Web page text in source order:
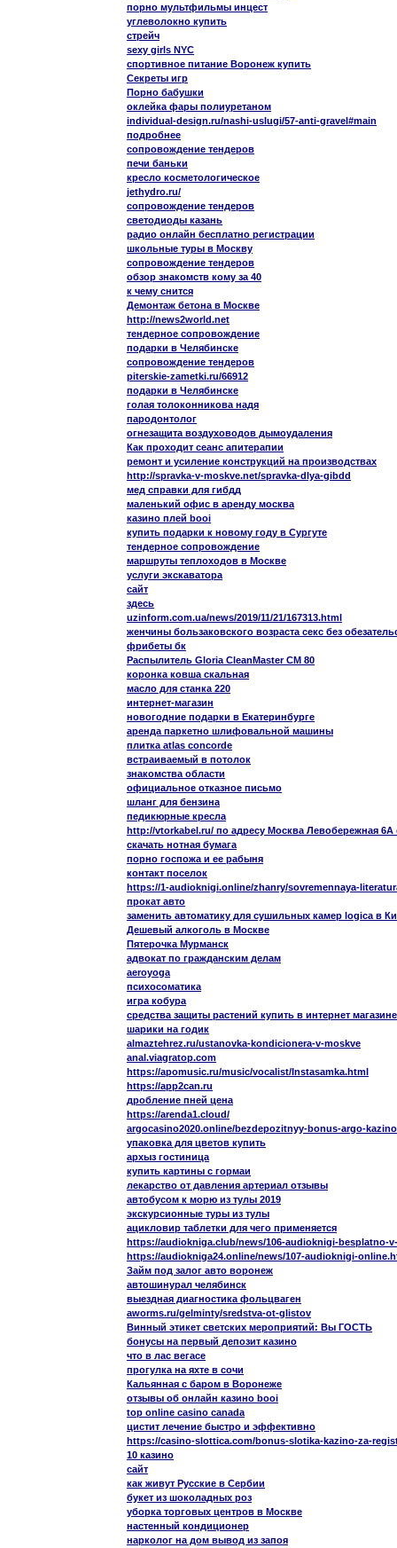
порно мультфильмы инцест
углеволокно купить
стрейч
sexy girls NYC
спортивное питание Воронеж купить
Секреты игр
Порно бабушки
оклейка фары полиуретаном
individual-design.ru/nashi-uslugi/57-anti-gravel#main
подробнее
сопровождение тендеров
печи баньки
кресло косметологическое
jethydro.ru/
сопровождение тендеров
светодиоды казань
радио онлайн бесплатно регистрации
школьные туры в Москву
сопровождение тендеров
обзор знакомств кому за 40
к чему снится
Демонтаж бетона в Москве
http://news2world.net
тендерное сопровождение
подарки в Челябинске
сопровождение тендеров
piterskie-zametki.ru/66912
подарки в Челябинске
голая толоконникова надя
пародонтолог
огнезащита воздуховодов дымоудаления
Как проходит сеанс апитерапии
ремонт и усиление конструкций на производствах
http://spravka-v-moskve.net/spravka-dlya-gibdd
мед справки для гибдд
маленький офис в аренду москва
казино плей booi
купить подарки к новому году в Сургуте
тендерное сопровождение
маршруты теплоходов в Москве
услуги экскаватора
сайт
здесь
uzinform.com.ua/news/2019/11/21/167313.html
женчины бользаковского возраста секс без
фрибеты бк
Распылитель Gloria CleanMaster CM 80
коронка ковша скальная
масло для станка 220
интернет-магазин
новогодние подарки в Екатеринбурге
аренда паркетно шлифовальной машины
плитка atlas concorde
встраиваемый в потолок
знакомства области
официальное отказное письмо
шланг для бензина
педикюрные кресла
http://vtorkabel.ru/ по адресу Москва Левобережная 6А
скачать нотная бумага
порно госпожа и ее рабыня
контакт поселок
https://1-audioknigi.online/zhanry/sovremennaya-
прокат авто
заменить автоматику для сушильных камер logica в
Дешевый алкоголь в Москве
Пятерочка Мурманск
адвокат по гражданским делам
aeroyoga
психосоматика
игра кобура
средства защиты растений купить в интернет магазине
шарики на годик
almaztehrez.ru/ustanovka-kondicionera-v-moskve
anal.viagratop.com
https://apomusic.ru/music/vocalist/Instasamka.html
https://app2can.ru
дробление пней цена
https://arenda1.cloud/
argocasino2020.online/bezdepozitnyy-bonus-argo-
упаковка для цветов купить
архыз гостиница
купить картины с гормаи
лекарство от давления артериал отзывы
автобусом к морю из тулы 2019
экскурсионные туры из тулы
ацикловир таблетки для чего применяется
https://audiokniga.club/news/106-audioknigi-besplatno-
https://audiokniga24.online/news/107-audioknigi-
Займ под залог авто воронеж
автошинурал челябинск
выездная диагностика фольцваген
aworms.ru/gelminty/sredstva-ot-glistov
Винный этикет светских мероприятий: Вы ГОСТЬ
бонусы на первый депозит казино
что в лас вегасе
прогулка на яхте в сочи
Кальянная с баром в Воронеже
отзывы об онлайн казино booi
top online casino canada
цистит лечение быстро и эффективно
https://casino-slottica.com/bonus-slotika-kazino-za-
10 казино
сайт
как живут Русские в Сербии
букет из шоколадных роз
уборка торговых центров в Москве
настенный кондиционер
нарколог на дом вывод из запоя